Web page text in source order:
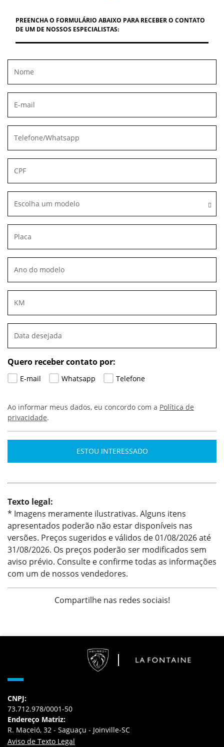
PREENCHA O FORMULÁRIO ABAIXO PARA RECEBER O CONTATO
DE UM DE NOSSOS ESPECIALISTAS:
Escolha um modelo
Quero receber contato por:
E-mail Whatsapp Telefone
Ao informar meus dados, eu concordo com a Política de
privacidade.
ESTOU INTERESSADO
Texto legal:
* Imagens meramente ilustrativas. Alguns itens
apresentados poderão não estar disponíveis nas
versões. Preços sugeridos e válidos de 01/08/2026 até
31/08/2026. Os preços poderão ser modificados sem
aviso prévio. Consulte e confirme todas as informações
com um de nossos vendedores.
Compartilhe nas redes sociais!
CNPJ:
73.712.978/0001-50
Endereço Matriz:
R. Maceió, 32 - Saguaçu - Joinville-SC
Aviso de Texto Legal